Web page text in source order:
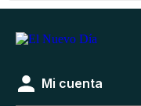
Mi cuenta